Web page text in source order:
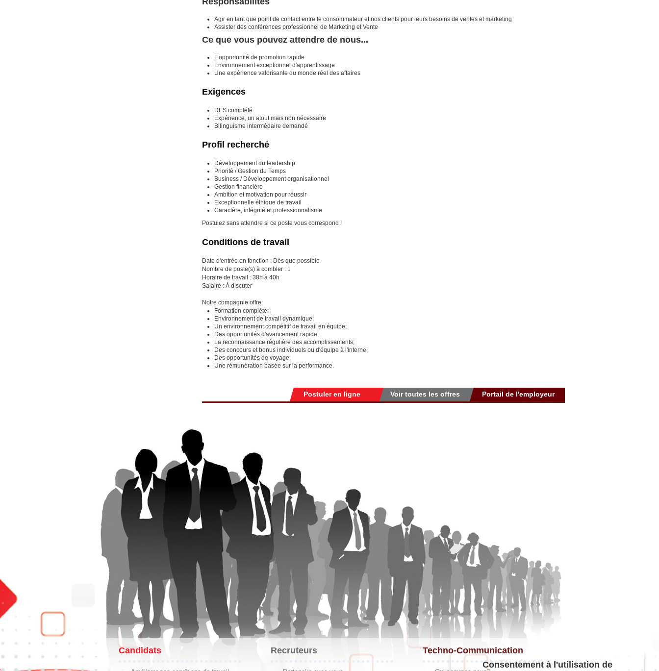
Agir en tant que point de contact entre le consommateur et nos clients pour leurs besoins de ventes et marketing
Assister des conférences professionnel de Marketing et Vente
Ce que vous pouvez attendre de nous...
L’opportunité de promotion rapide
Environnement exceptionnel d'apprentissage
Une expérience valorisante du monde réel des affaires
Exigences
DES complété
Expérience, un atout mais non nécessaire
Bilinguisme intermédaire demandé
Profil recherché
Développement du leadership
Priorité / Gestion du Temps
Business / Développement organisationnel
Gestion financière
Ambition et motivation pour réussir
Exceptionnelle éthique de travail
Caractère, intégrité et professionnalisme
Postulez sans attendre si ce poste vous correspond !
Conditions de travail
Date d'entrée en fonction : Dès que possible
Nombre de poste(s) à combler : 1
Horaire de travail : 38h à 40h
Salaire : À discuter
Notre compagnie offre:
Formation complète;
Environnement de travail dynamique;
Un environnement compétitif de travail en équipe;
Des opportunités d'avancement rapide;
La reconnaissance régulière des accomplissements;
Des concours et bonus individuels ou d'équipe à l'interne;
Des opportunités de voyage;
Une rémunération basée sur la performance.
Portail de l'employeur
Voir toutes les offres
Postuler en ligne
Candidats Recruteurs Techno-Communication
Consentement à l'utilisation de